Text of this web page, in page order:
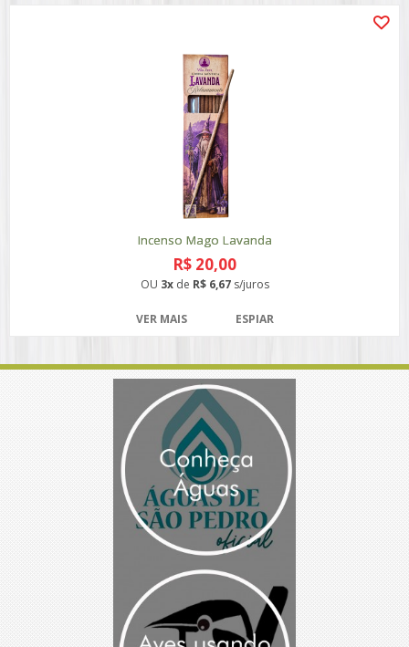
Incenso Mago Lavanda
R$ 20,00
OU 3xde R$ 6,67s/juros
VER MAIS ESPIAR